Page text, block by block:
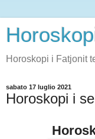
Horoskopi i Fatjonit
sabato 17 luglio 2021
Horoskopi i